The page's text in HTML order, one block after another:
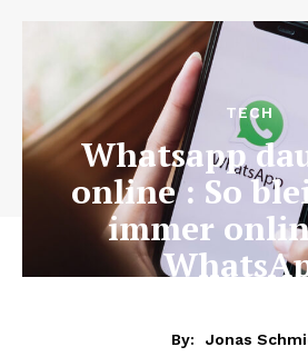
TECH
Whatsapp
online : So
immer
By:
Jonas